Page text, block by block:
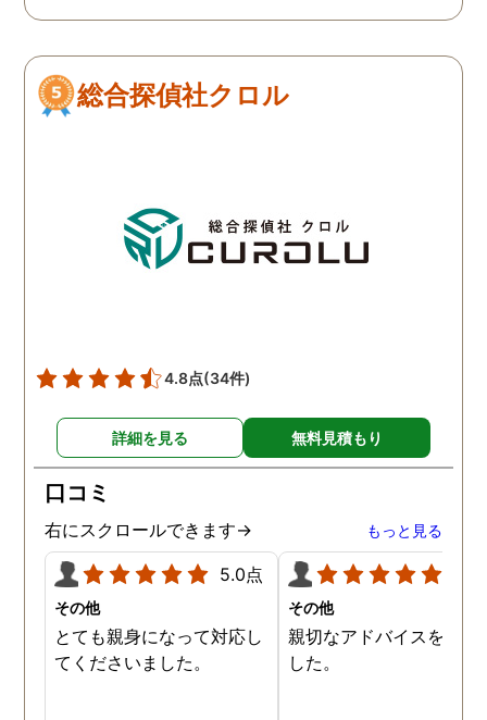
で、再度、調査をお願いさ
度、自分でも行動パターン
の把握をしていましたが、
ズでした。 とくに、急なお
願いの時に人員を手配して
頂き、ホテルからの証拠を
後の事についてアドバイス
を頂いて、とても信頼出来
る探偵事務所さんだと、あ
らためて思いました。 事務
所の皆様にお世話になった
ので、クチコミの方書かせ
ていただきます。ありがと
うございました。
総合探偵社クロル
4.8点(34件)
詳細を見る 無料見積もり
口コミ
右にスクロールできます→ もっと見る
5.0点
その他
とても親身になって対応し
てくださいました。
その他
親切なアドバイスを頂き
した。